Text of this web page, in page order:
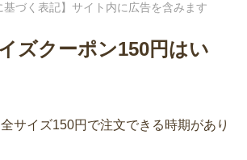
基づく表記】サイト内に広告を含みます
ズクーポン150円はい
サイズ150円で注文できる時期があり